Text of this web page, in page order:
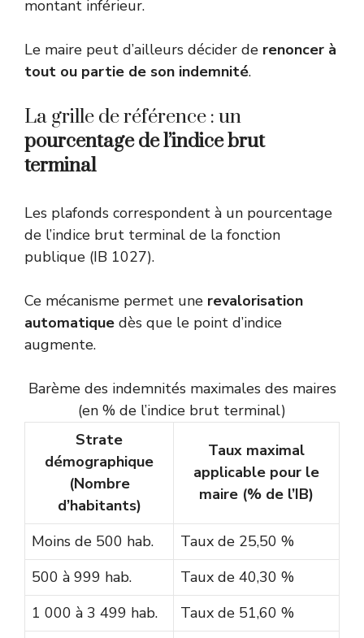
montant inférieur.
Le maire peut d’ailleurs décider de renoncer à
tout ou partie de son indemnité.
La grille de référence : un
pourcentage de l’indice brut
terminal
Les plafonds correspondent à un pourcentage
de l’indice brut terminal de la fonction
publique (IB 1027).
Ce mécanisme permet une revalorisation
automatique dès que le point d’indice
augmente.
Barème des indemnités maximales des maires
(en % de l’indice brut terminal)
Strate
démographique
(Nombre
d’habitants)
Taux maximal
applicable pour le
maire (% de l’IB)
Moins de 500 hab.
Taux de 25,50 %
500 à 999 hab.
Taux de 40,30 %
1 000 à 3 499 hab.
Taux de 51,60 %